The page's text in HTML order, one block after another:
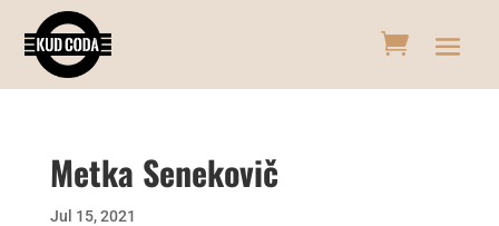
Metka Senekovič
Jul 15, 2021